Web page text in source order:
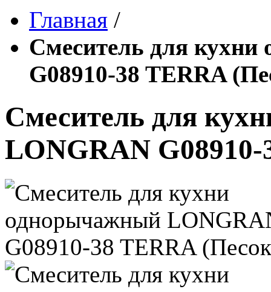
Главная /
Смеситель для
G08910-38 TERRA
Смеситель для
LONGRAN